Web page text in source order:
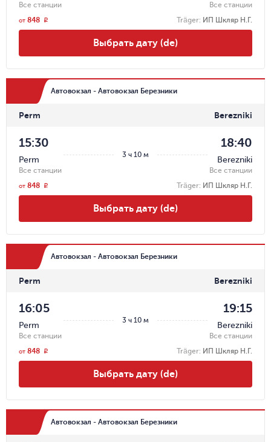
Все станции
Все станции
Träger: ИП Шкляр Н.Г.
от 848 r
Выбрать дату (de)
Автовокзал - Автовокзал Березники
Perm Berezniki
3 ч 10 м
15:30
Perm
Все станции
18:40
Berezniki
Все станции
Träger: ИП Шкляр Н.Г.
от 848 r
Выбрать дату (de)
Автовокзал - Автовокзал Березники
Perm Berezniki
3 ч 10 м
16:05
Perm
Все станции
19:15
Berezniki
Все станции
Träger: ИП Шкляр Н.Г.
от 848 r
Выбрать дату (de)
Автовокзал - Автовокзал Березники